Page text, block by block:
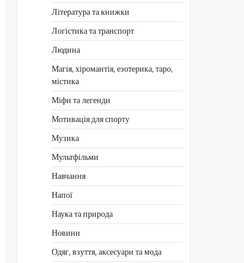
Література та книжки
Логістика та транспорт
Людина
Магія, хіромантія, езотерика, таро,
містика
Міфи та легенди
Мотивація для спорту
Музика
Мультфільми
Навчання
Напої
Наука та природа
Новини
Одяг, взуття, аксесуари та мода